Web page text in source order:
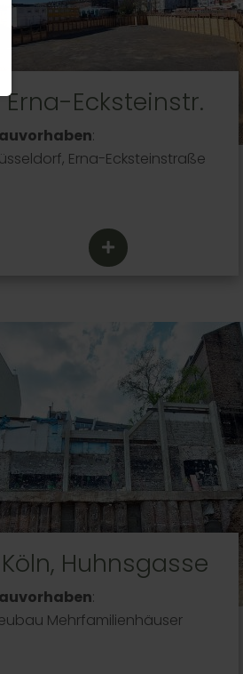
Erna-Ecksteinstr.
:
Erna-Ecksteinstraße
Köln, Huhnsgasse
:
Mehrfamilienhäuser